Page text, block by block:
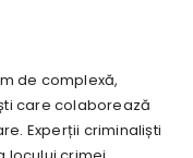
de complexă,
care colaborează
Experții criminaliști